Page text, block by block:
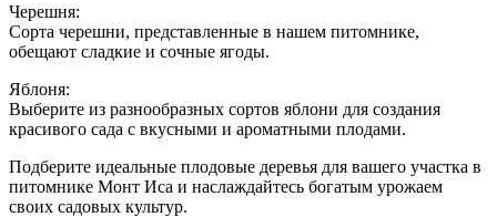
Черешня:
Сорта черешни, представленные в нашем питомнике,
обещают сладкие и сочные ягоды.
Яблоня:
Выберите из разнообразных сортов яблони для создания
красивого сада с вкусными и ароматными плодами.
Подберите идеальные плодовые деревья для вашего участка в
питомнике Монт Иса и наслаждайтесь богатым урожаем
своих садовых культур.